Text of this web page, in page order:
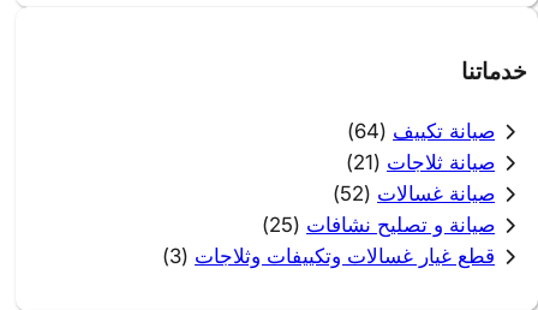
خدماتنا
صيانة تكييف (64)
صيانة ثلاجات (21)
صيانة غسالات (52)
صيانة و تصليح نشافات (25)
قطع غيار غسالات وتكييفات وثلاجات (3)